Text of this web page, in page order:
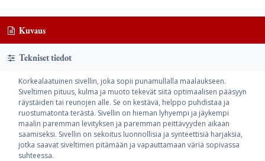
Kuvaus
Tekniset tiedot
Korkealaatuinen sivellin, joka sopii punamullalla maalaukseen.
Siveltimen pituus, kulma ja muoto tekevät siitä optimaalisen pääsyyn
räystäiden tai reunojen alle. Se on kestävä, helppo puhdistaa ja
ruostumatonta terästä. Sivellin on hieman lyhyempi ja jäykempi
maalin paremman levityksen ja paremman peittävyyden aikaan
saamiseksi. Sivellin on sekoitus luonnollisia ja synteettisiä harjaksia,
jotka saavat siveltimen pitämään ja vapauttamaan väriä sopivassa
suhteessa.